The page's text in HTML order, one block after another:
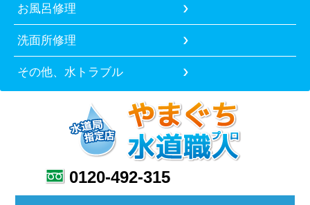
お風呂修理
洗面所修理
その他、水トラブル
0120-492-315